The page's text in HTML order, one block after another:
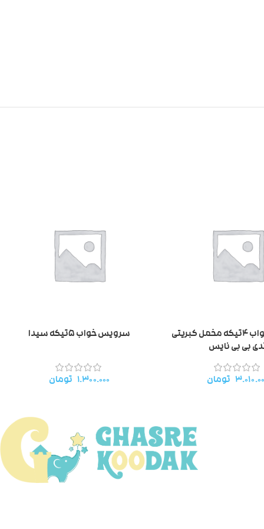
سرویس خواب ۴تیکه مخمل کبریتی
بی بی نایس
تومان
سرویس خواب ۵تیکه سیدا
۱.۳۰۰.۰۰۰ تومان